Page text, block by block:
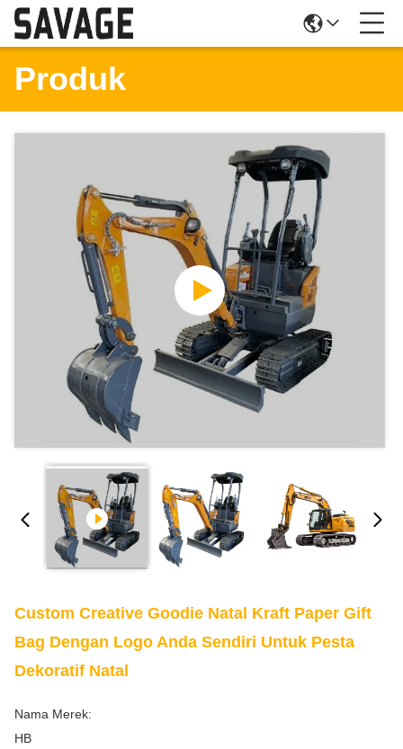
Produk
Custom Creative Goodie Natal Kraft Paper Gift
Bag Dengan Logo Anda Sendiri Untuk Pesta
Dekoratif Natal
Nama Merek:
HB